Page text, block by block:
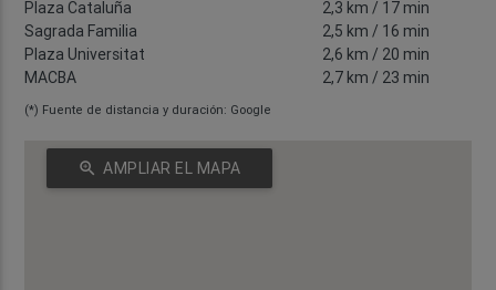
Plaza Cataluña
2,3 km / 17 min
Sagrada Familia
2,5 km / 16 min
Plaza Universitat
2,6 km / 20 min
MACBA
2,7 km / 23 min
(*) Fuente de distancia y duración: Google
zoom_in AMPLIAR EL MAPA